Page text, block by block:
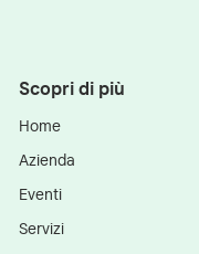
Scopri di più
Home
Azienda
Eventi
Servizi